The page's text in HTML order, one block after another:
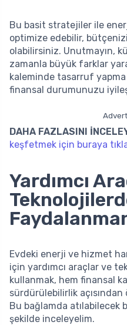
Bu basit stratejiler ile
optimize edebilir,
olabilirsiniz. Unutmayın,
zamanla büyük farklar
kaleminde tasarruf yapma
finansal durumunuzu
DAHA FAZLASINI
keşfetmek için buraya
Yardımcı
Evdeki enerji ve hizmet
için yardımcı araçlar ve
kullanmak, hem finansal
sürdürülebilirlik
Bu bağlamda atılabilecek
şekilde inceleyelim.